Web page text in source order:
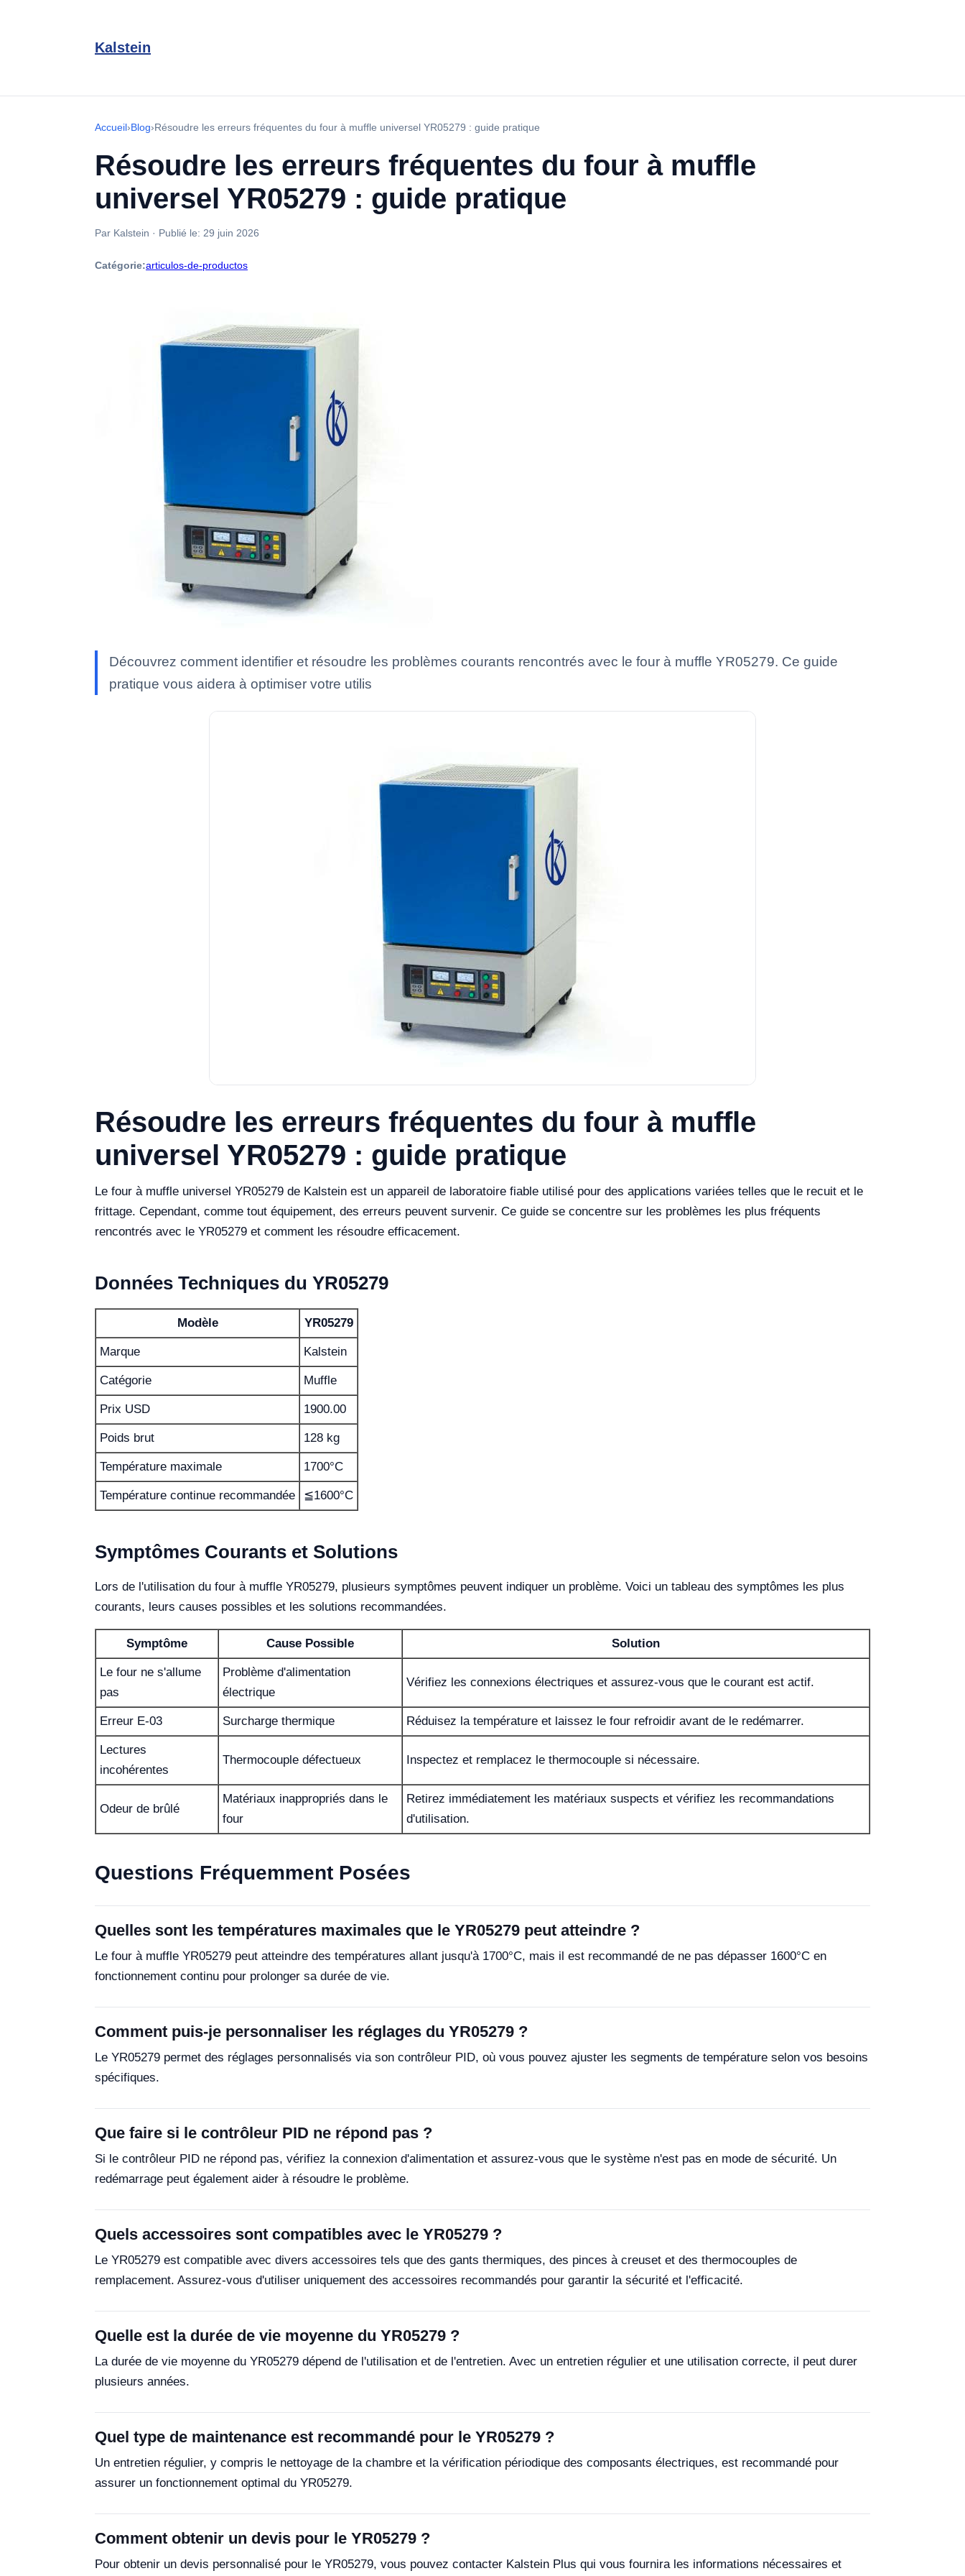
Kalstein
Accueil›Blog›Résoudre les erreurs fréquentes du four à muffle universel YR05279 : guide pratique
Résoudre les erreurs fréquentes du four à muffle
universel YR05279 : guide pratique
Par Kalstein · Publié le: 29 juin 2026
Catégorie:articulos-de-productos
Découvrez comment identifier et résoudre les problèmes courants rencontrés avec le four à muffle YR05279. Ce guide
pratique vous aidera à optimiser votre utilis
Résoudre les erreurs fréquentes du four à muffle
universel YR05279 : guide pratique
Le four à muffle universel YR05279 de Kalstein est un appareil de laboratoire fiable utilisé pour des applications variées telles que le recuit et le
frittage. Cependant, comme tout équipement, des erreurs peuvent survenir. Ce guide se concentre sur les problèmes les plus fréquents
rencontrés avec le YR05279 et comment les résoudre efficacement.
Données Techniques du YR05279
Modèle YR05279
Marque Kalstein
Catégorie Muffle
Prix USD 1900.00
Poids brut 128 kg
Température maximale 1700°C
Température continue recommandée ≦1600°C
Symptômes Courants et Solutions
Lors de l'utilisation du four à muffle YR05279, plusieurs symptômes peuvent indiquer un problème. Voici un tableau des symptômes les plus
courants, leurs causes possibles et les solutions recommandées.
Symptôme Cause Possible Solution
Le four ne s'allume
pas
Problème d'alimentation
électrique
Vérifiez les connexions électriques et assurez-vous que le courant est actif.
Erreur E-03 Surcharge thermique Réduisez la température et laissez le four refroidir avant de le redémarrer.
Lectures
incohérentes
Thermocouple défectueux Inspectez et remplacez le thermocouple si nécessaire.
Odeur de brûlé
Matériaux inappropriés dans le
four
Retirez immédiatement les matériaux suspects et vérifiez les recommandations
d'utilisation.
Questions Fréquemment Posées
Quelles sont les températures maximales que le YR05279 peut atteindre ?
Le four à muffle YR05279 peut atteindre des températures allant jusqu'à 1700°C, mais il est recommandé de ne pas dépasser 1600°C en
fonctionnement continu pour prolonger sa durée de vie.
Comment puis-je personnaliser les réglages du YR05279 ?
Le YR05279 permet des réglages personnalisés via son contrôleur PID, où vous pouvez ajuster les segments de température selon vos besoins
spécifiques.
Que faire si le contrôleur PID ne répond pas ?
Si le contrôleur PID ne répond pas, vérifiez la connexion d'alimentation et assurez-vous que le système n'est pas en mode de sécurité. Un
redémarrage peut également aider à résoudre le problème.
Quels accessoires sont compatibles avec le YR05279 ?
Le YR05279 est compatible avec divers accessoires tels que des gants thermiques, des pinces à creuset et des thermocouples de
remplacement. Assurez-vous d'utiliser uniquement des accessoires recommandés pour garantir la sécurité et l'efficacité.
Quelle est la durée de vie moyenne du YR05279 ?
La durée de vie moyenne du YR05279 dépend de l'utilisation et de l'entretien. Avec un entretien régulier et une utilisation correcte, il peut durer
plusieurs années.
Quel type de maintenance est recommandé pour le YR05279 ?
Un entretien régulier, y compris le nettoyage de la chambre et la vérification périodique des composants électriques, est recommandé pour
assurer un fonctionnement optimal du YR05279.
Comment obtenir un devis pour le YR05279 ?
Pour obtenir un devis personnalisé pour le YR05279, vous pouvez contacter Kalstein Plus qui vous fournira les informations nécessaires et